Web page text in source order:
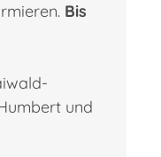
Bis
und